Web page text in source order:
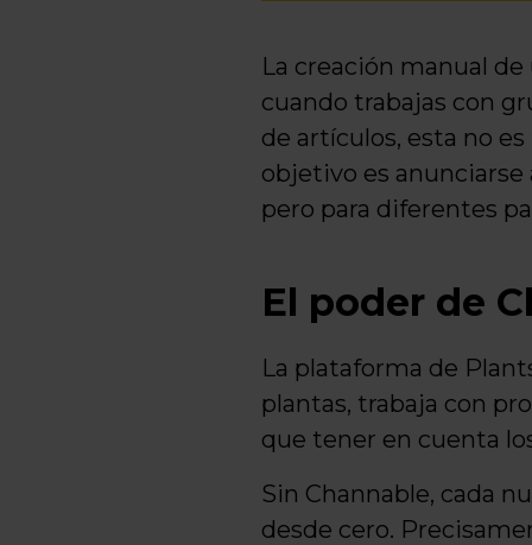
La creación manual
cuando trabajas con
de artículos, esta no
objetivo es
pero para diferentes
El poder de
La plataforma de
plantas, trabaja con
que tener en cuenta
Sin Channable, cada
desde cero.